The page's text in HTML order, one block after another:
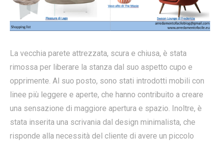
La vecchia parete attrezzata, scura e chiusa, è stata
rimossa per liberare la stanza dal suo aspetto cupo e
opprimente. Al suo posto, sono stati introdotti mobili con
linee più leggere e aperte, che hanno contribuito a creare
una sensazione di maggiore apertura e spazio. Inoltre, è
stata inserita una scrivania dal design minimalista, che
risponde alla necessità del cliente di avere un piccolo